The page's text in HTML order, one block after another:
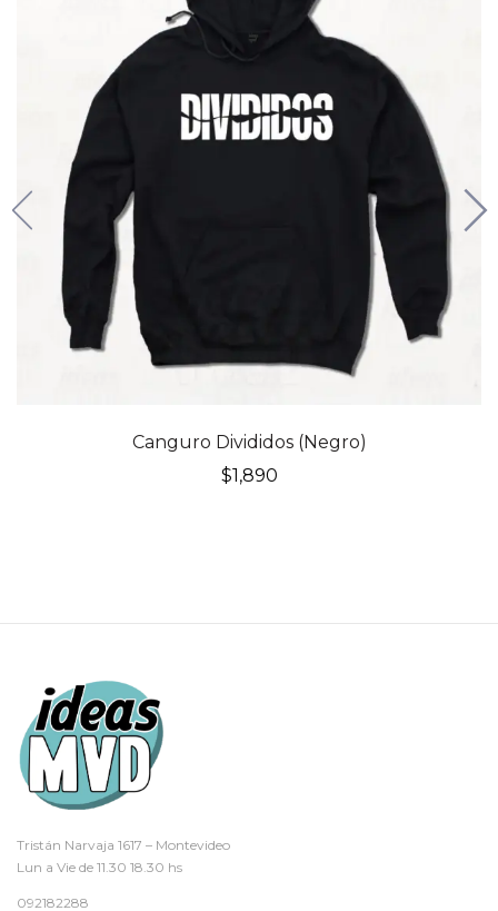
Canguro Divididos (Negro)
$1,890
Tristán Narvaja 1617 – Montevideo
Lun a Vie de 11.30 18.30 hs
092182288